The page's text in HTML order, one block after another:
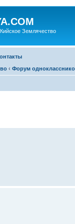
Землячество
‹ Форум